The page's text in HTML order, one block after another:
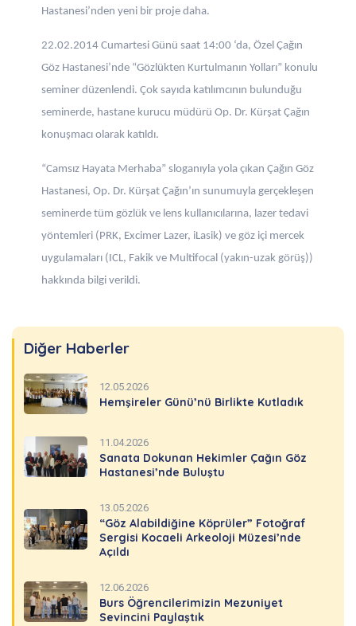
Hastanesi’nden yeni bir proje daha.
22.02.2014 Cumartesi Günü saat 14:00 ‘da, Özel Çağın
Göz Hastanesi’nde “Gözlükten Kurtulmanın Yolları” konulu
seminer düzenlendi. Çok sayıda katılımcının bulunduğu
seminerde, hastane kurucu müdürü Op. Dr. Kürşat Çağın
konuşmacı olarak katıldı.
“Camsız Hayata Merhaba” sloganıyla yola çıkan Çağın Göz
Hastanesi, Op. Dr. Kürşat Çağın’ın sunumuyla gerçekleşen
seminerde tüm gözlük ve lens kullanıcılarına, lazer tedavi
yöntemleri (PRK, Excimer Lazer, iLasik) ve göz içi mercek
uygulamaları (ICL, Fakik ve Multifocal (yakın-uzak görüş))
hakkında bilgi verildi.
Diğer Haberler
12.05.2026
Hemşireler Günü’nü Birlikte Kutladık
11.04.2026
Sanata Dokunan Hekimler Çağın Göz
Hastanesi’nde Buluştu
13.05.2026
“Göz Alabildiğine Köprüler” Fotoğraf
Sergisi Kocaeli Arkeoloji Müzesi’nde
Açıldı
12.06.2026
Burs Öğrencilerimizin Mezuniyet
Sevincini Paylaştık